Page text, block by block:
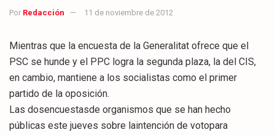
Por Redacción 11 de noviembre de 2012
Mientras que la encuesta de la Generalitat ofrece que el
PSC se hunde y el PPC logra la segunda plaza, la del CIS,
en cambio, mantiene a los socialistas como el primer
partido de la oposición.
Las dosencuestasde organismos que se han hecho
públicas este jueves sobre laintención de votopara